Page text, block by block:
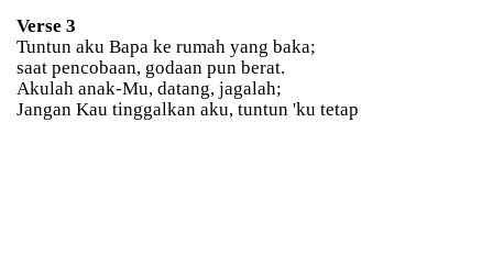
Verse 3
Tuntun aku Bapa ke rumah yang baka;
saat pencobaan, godaan pun berat.
Akulah anak-Mu, datang, jagalah;
Jangan Kau tinggalkan aku, tuntun 'ku tetap